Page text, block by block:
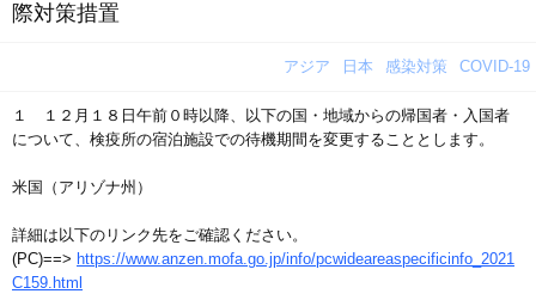
際対策措置
アジア 日本 感染対策 COVID-19
１ １２月１８日午前０時以降、以下の国・地域からの帰国者・入国者
について、検疫所の宿泊施設での待機期間を変更することとします。
米国（アリゾナ州）
詳細は以下のリンク先をご確認ください。
(PC)==> https://www.anzen.mofa.go.jp/info/pcwideareaspecificinfo_2021
C159.html